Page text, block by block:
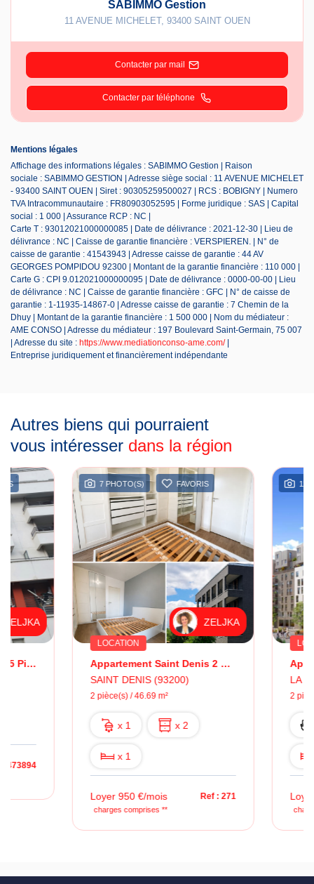
SABIMMO Gestion
11 AVENUE MICHELET, 93400 SAINT OUEN
Contacter par mail
Contacter par téléphone
Mentions légales
Affichage des informations légales : SABIMMO Gestion | Raison
sociale : SABIMMO GESTION | Adresse siège social : 11 AVENUE MICHELET
- 93400 SAINT OUEN | Siret : 90305259500027 | RCS : BOBIGNY | Numero
TVA Intracommunautaire : FR80903052595 | Forme juridique : SAS | Capital
social : 1 000 | Assurance RCP : NC |
Carte T : 93012021000000085 | Date de délivrance : 2021-12-30 | Lieu de
délivrance : NC | Caisse de garantie financière : VERSPIEREN. | N° de
caisse de garantie : 41543943 | Adresse caisse de garantie : 44 AV
GEORGES POMPIDOU 92300 | Montant de la garantie financière : 110 000 |
Carte G : CPI 9.012021000000095 | Date de délivrance : 0000-00-00 | Lieu
de délivrance : NC | Caisse de garantie financière : GFC | N° de caisse de
garantie : 1-11935-14867-0 | Adresse caisse de garantie : 7 Chemin de la
Dhuy | Montant de la garantie financière : 1 500 000 | Nom du médiateur :
AME CONSO | Adresse du médiateur : 197 Boulevard Saint-Germain, 75 007
| Adresse du site : https://www.mediationconso-ame.com/|
Entreprise juridiquement et financièrement indépendante
Autres biens qui pourraient
vous intéresser dans la région
7 PHOTO(S) FAVORIS
ZELJKA
LOCATION
Appartement Saint Denis 2 Pièce(s) 46.69 M2
SAINT DENIS (93200)
2 pièce(s) / 46.69 m²
x 2
Loyer 950 €/mois
charges comprises **
Ref : 271
11 PHOTO(S)
LOCATION
LA PLAINE ST
2 pièce(s) / 43.5 m²
Loyer 910 €/mois
charges comprises **